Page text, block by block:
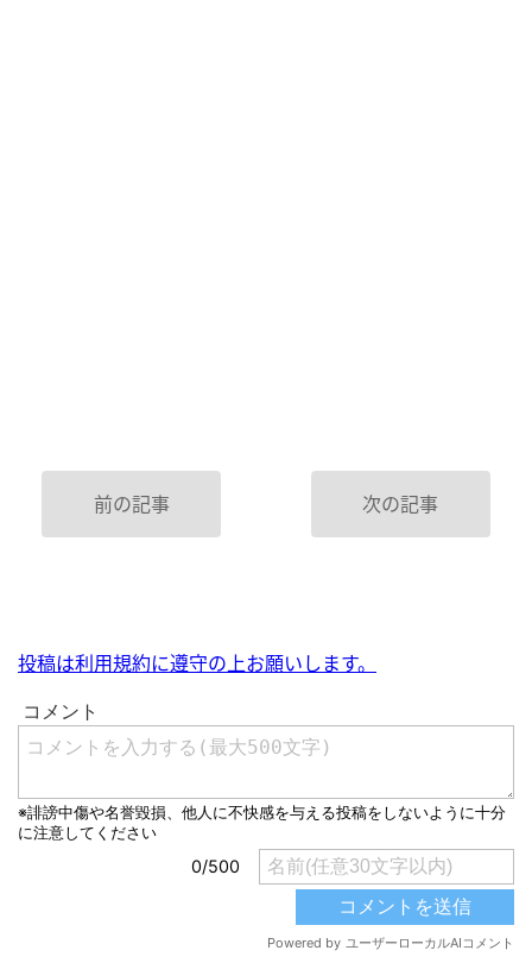
前の記事 次の記事
投稿は利用規約に遵守の上お願いします。